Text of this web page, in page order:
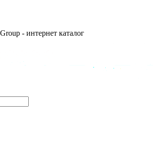
- интернет каталог